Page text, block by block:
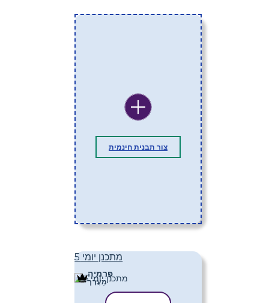
צור תבנית חינמית
מתכנן יומי 5
פּרֶמיָה
מַעֲרָך